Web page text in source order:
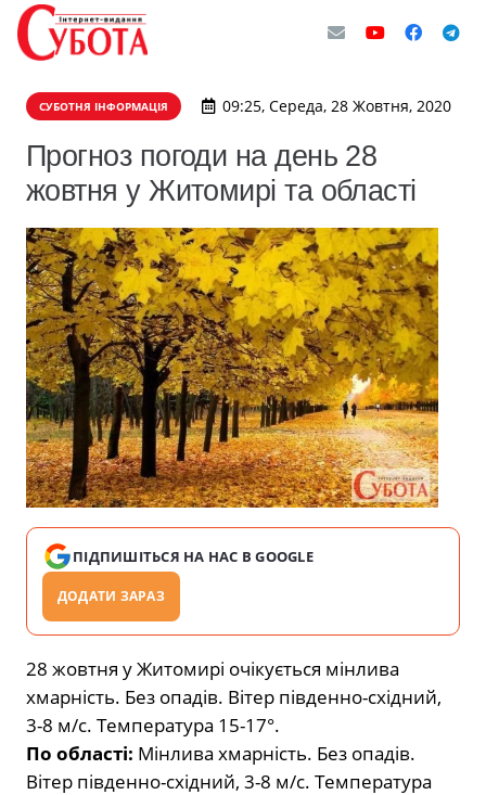
СУБОТНЯ ІНФОРМАЦІЯ 09:25, Середа, 28 Жовтня, 2020
Прогноз погоди на день 28
жовтня у Житомирі та області
ПІДПИШІТЬСЯ НА НАС В GOOGLE
ДОДАТИ ЗАРАЗ
28 жовтня у Житомирі очікується мінлива
хмарність. Без опадів. Вітер південно-східний,
3-8 м/с. Температура 15-17°.
По області: Мінлива хмарність. Без опадів.
Вітер південно-східний, 3-8 м/с. Температура